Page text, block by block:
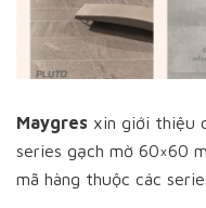
Maygres xin giới thiệu
series gạch mờ 60×60
mã hàng thuộc các